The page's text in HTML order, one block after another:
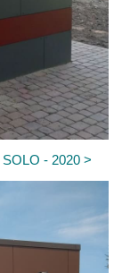
- 2020 >